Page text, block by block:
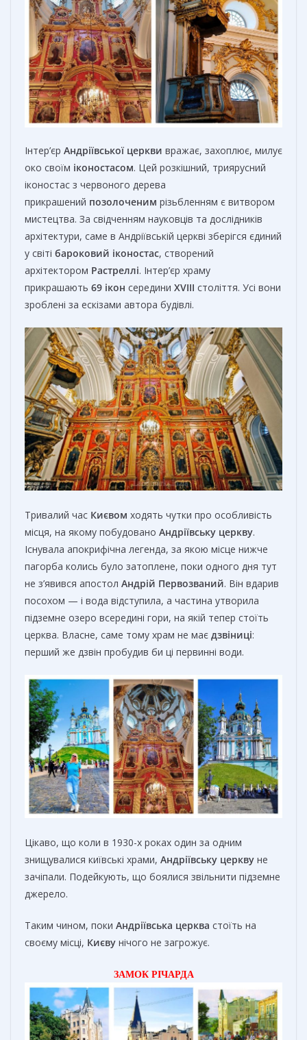
Інтер’єр Андріївської церкви вражає, захоплює, милує
око своїм іконостасом. Цей розкішний, триярусний
іконостас з червоного дерева
прикрашений позолоченим різьбленням є витвором
мистецтва. За свідченням науковців та дослідників
архітектури, саме в Андріївській церкві зберігся єдиний
у світі бароковий іконостас, створений
архітектором Растреллі. Інтер’єр храму
прикрашають 69 ікон середини XVIII століття. Усі вони
зроблені за ескізами автора будівлі.
Тривалий час Києвом ходять чутки про особливість
місця, на якому побудовано Андріївську церкву.
Існувала апокрифічна легенда, за якою місце нижче
пагорба колись було затоплене, поки одного дня тут
не з’явився апостол Андрій Первозваний. Він вдарив
посохом — і вода відступила, а частина утворила
підземне озеро всередині гори, на якій тепер стоїть
церква. Власне, саме тому храм не має дзвіниці:
перший же дзвін пробудив би ці первинні води.
Цікаво, що коли в 1930-х роках один за одним
знищувалися київські храми, Андріївську церкву не
зачіпали. Подейкують, що боялися звільнити підземне
джерело.
Таким чином, поки Андріївська церква стоїть на
своєму місці, Києву нічого не загрожує.
ЗАМОК РІЧАРДА